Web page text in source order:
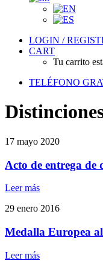
LOGIN /
CART
Tu carrito
TELÉFONO
17 mayo 2020
Acto de entrega de
Leer más
29 enero 2016
Medalla Europea
Leer más